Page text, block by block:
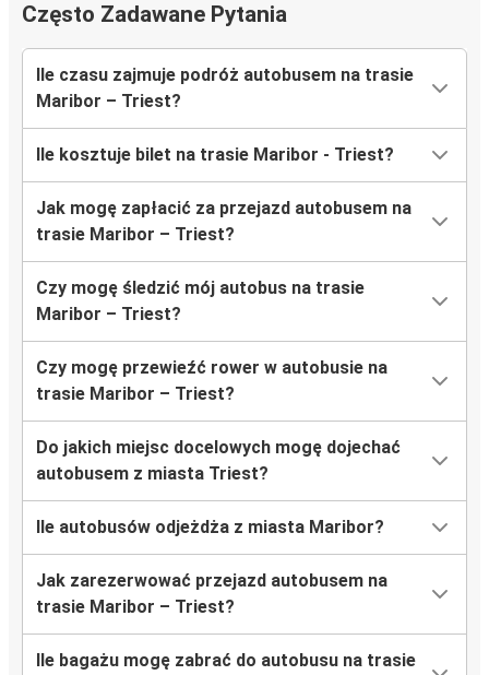
Często Zadawane Pytania
Ile czasu zajmuje podróż autobusem na trasie
Maribor – Triest?
Ile kosztuje bilet na trasie Maribor - Triest?
Jak mogę zapłacić za przejazd autobusem na
trasie Maribor – Triest?
Czy mogę śledzić mój autobus na trasie
Maribor – Triest?
Czy mogę przewieźć rower w autobusie na
trasie Maribor – Triest?
Do jakich miejsc docelowych mogę dojechać
autobusem z miasta Triest?
Ile autobusów odjeżdża z miasta Maribor?
Jak zarezerwować przejazd autobusem na
trasie Maribor – Triest?
Ile bagażu mogę zabrać do autobusu na trasie